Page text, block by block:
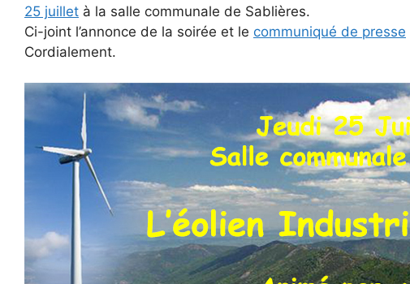
25 juillet à la salle communale de Sablières.
Ci-joint l’annonce de la soirée et le communiqué de presse
Cordialement.